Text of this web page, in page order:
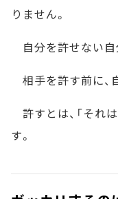
りません。
自分を許せない自
相手を許す前に、
許すとは、「それ
す。